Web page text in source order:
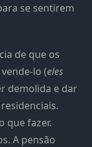
se sentirem
de que os
lo (eles
demolida e dar
que fazer.
A pensão